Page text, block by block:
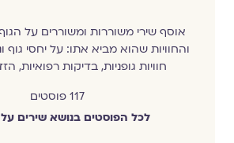
אוסף שירי משוררות ומשוררים על
והחוויות שהוא מביא אתו: על יחסי גוף
חוויות גופניות, בדיקות רפואיות,
117 פוסטים
לכל הפוסטים בנושא שירים על